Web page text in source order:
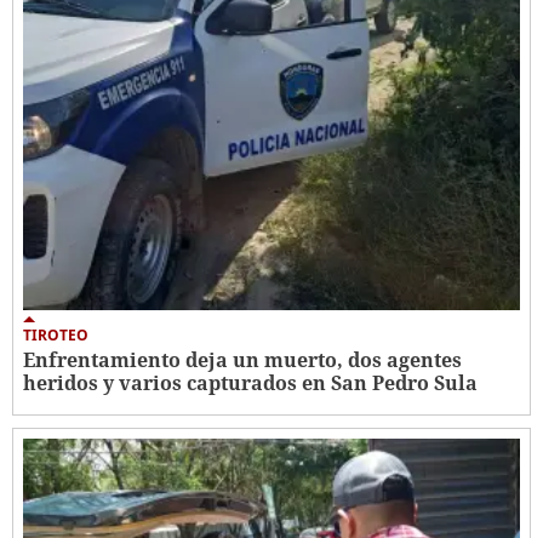
TIROTEO
Enfrentamiento deja un muerto, dos agentes
heridos y varios capturados en San Pedro Sula